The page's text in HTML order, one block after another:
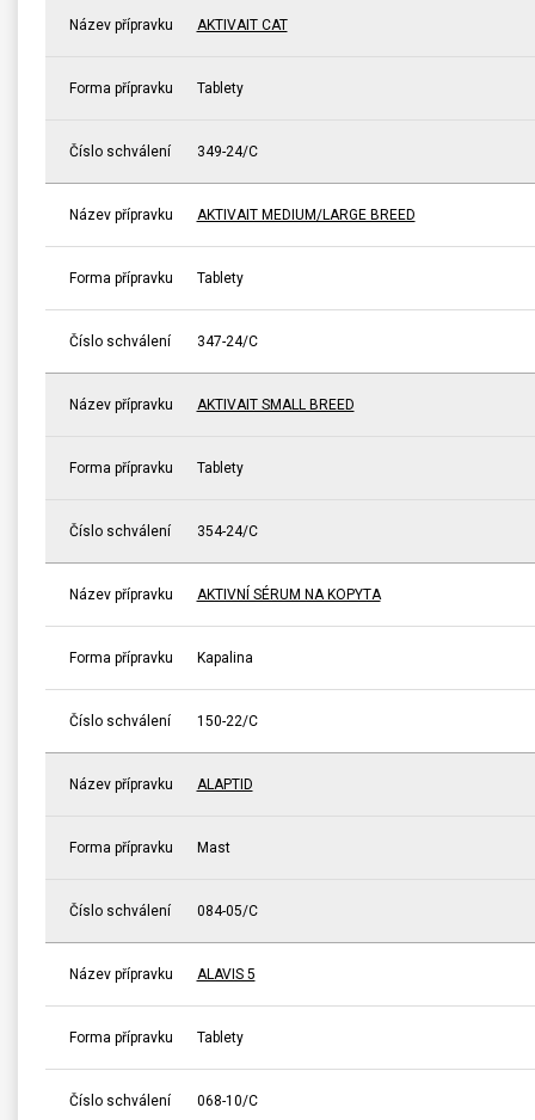
Název přípravku AKTIVAIT CAT
Forma přípravku Tablety
Číslo schválení 349-24/C
Název přípravku AKTIVAIT MEDIUM/LARGE BREED
Forma přípravku Tablety
Číslo schválení 347-24/C
Název přípravku AKTIVAIT SMALL BREED
Forma přípravku Tablety
Číslo schválení 354-24/C
Název přípravku AKTIVNÍ SÉRUM NA KOPYTA
Forma přípravku Kapalina
Číslo schválení 150-22/C
Název přípravku ALAPTID
Forma přípravku Mast
Číslo schválení 084-05/C
Název přípravku ALAVIS 5
Forma přípravku Tablety
Číslo schválení 068-10/C